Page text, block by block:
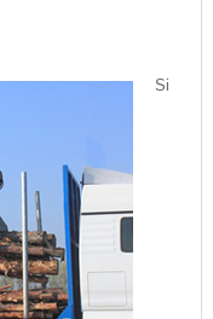
Si